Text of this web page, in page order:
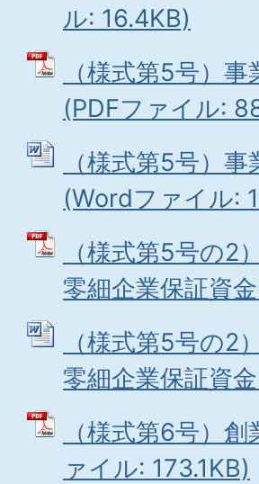
ル: 16.4KB)
（様式第5号）
(PDFファイル:
（様式第5号）
(Wordファイル:
（様式第5号の2
零細企業保証資
（様式第5号の2
零細企業保証資
（様式第6号）
ァイル: 173.1KB)